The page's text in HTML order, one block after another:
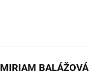
MIRIAM BALÁŽOVÁ